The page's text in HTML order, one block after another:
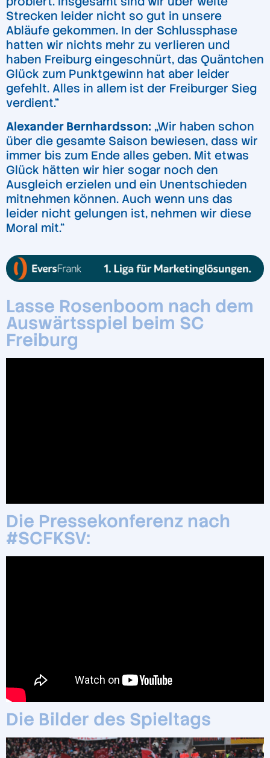
Strecken leider nicht so gut in unsere
Abläufe gekommen. In der Schlussphase
hatten wir nichts mehr zu verlieren und
haben Freiburg eingeschnürt, das Quäntchen
Glück zum Punktgewinn hat aber leider
gefehlt. Alles in allem ist der Freiburger Sieg
verdient.“
Alexander Bernhardsson: „Wir haben schon
über die gesamte Saison bewiesen, dass wir
immer bis zum Ende alles geben. Mit etwas
Glück hätten wir hier sogar noch den
Ausgleich erzielen und ein Unentschieden
mitnehmen können. Auch wenn uns das
leider nicht gelungen ist, nehmen wir diese
Moral mit.“
Lasse Rosenboom nach dem
Auswärtsspiel beim SC
Freiburg
Die Pressekonferenz nach
#SCFKSV:
Die Bilder des Spieltags